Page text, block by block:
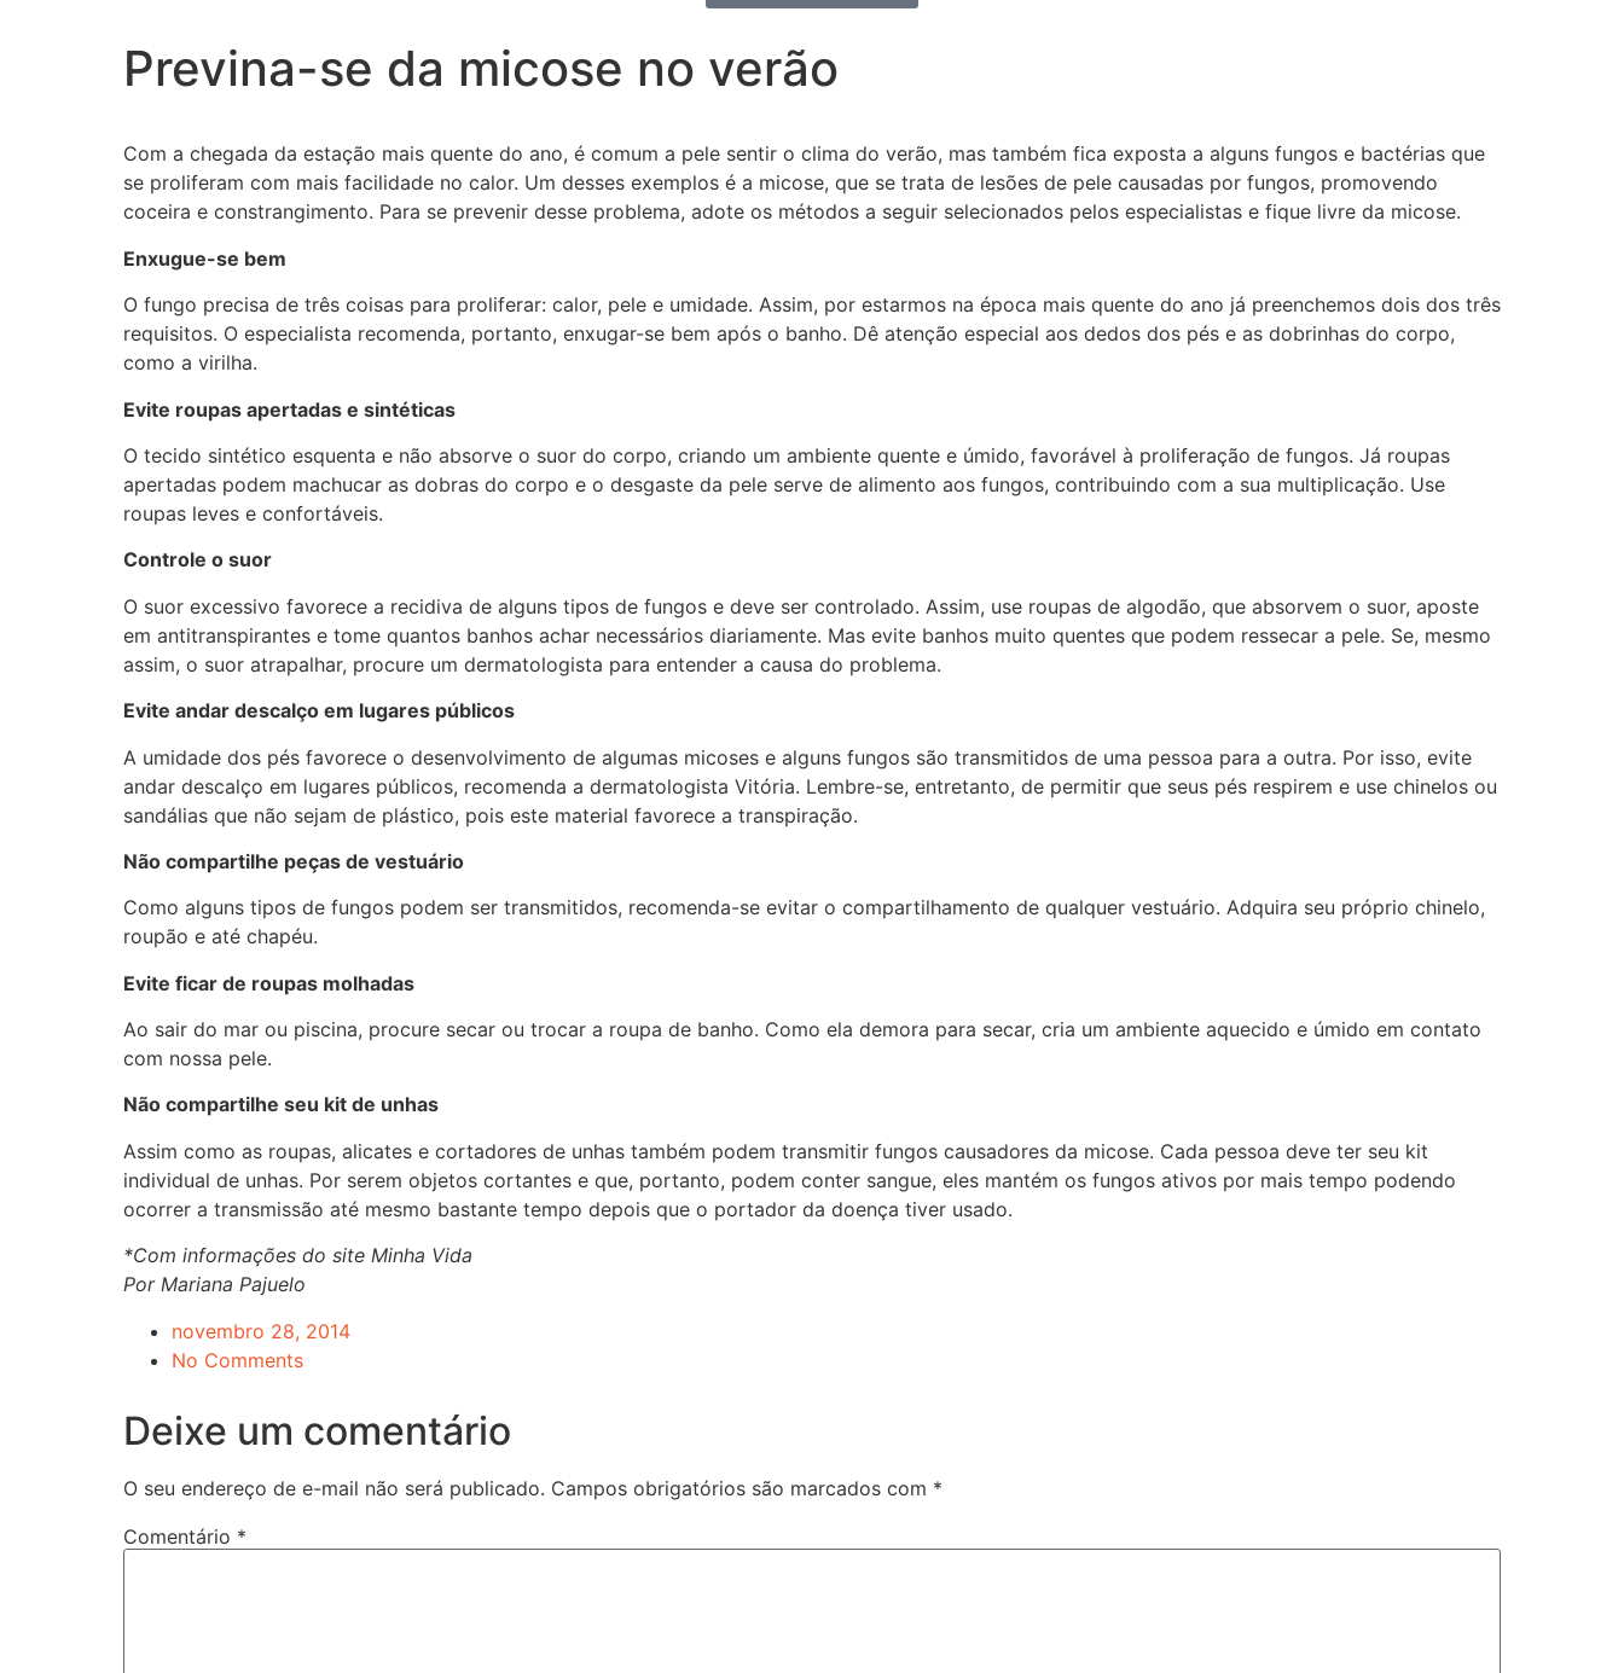
Previna-se da micose no verão
Com a chegada da estação mais quente do ano, é comum a pele sentir o clima do verão, mas também fica exposta a alguns fungos e bactérias que
se proliferam com mais facilidade no calor. Um desses exemplos é a micose, que se trata de lesões de pele causadas por fungos, promovendo
coceira e constrangimento. Para se prevenir desse problema, adote os métodos a seguir selecionados pelos especialistas e fique livre da micose.
Enxugue-se bem
O fungo precisa de três coisas para proliferar: calor, pele e umidade. Assim, por estarmos na época mais quente do ano já preenchemos dois dos três
requisitos. O especialista recomenda, portanto, enxugar-se bem após o banho. Dê atenção especial aos dedos dos pés e as dobrinhas do corpo,
como a virilha.
Evite roupas apertadas e sintéticas
O tecido sintético esquenta e não absorve o suor do corpo, criando um ambiente quente e úmido, favorável à proliferação de fungos. Já roupas
apertadas podem machucar as dobras do corpo e o desgaste da pele serve de alimento aos fungos, contribuindo com a sua multiplicação. Use
roupas leves e confortáveis.
Controle o suor
O suor excessivo favorece a recidiva de alguns tipos de fungos e deve ser controlado. Assim, use roupas de algodão, que absorvem o suor, aposte
em antitranspirantes e tome quantos banhos achar necessários diariamente. Mas evite banhos muito quentes que podem ressecar a pele. Se, mesmo
assim, o suor atrapalhar, procure um dermatologista para entender a causa do problema.
Evite andar descalço em lugares públicos
A umidade dos pés favorece o desenvolvimento de algumas micoses e alguns fungos são transmitidos de uma pessoa para a outra. Por isso, evite
andar descalço em lugares públicos, recomenda a dermatologista Vitória. Lembre-se, entretanto, de permitir que seus pés respirem e use chinelos ou
sandálias que não sejam de plástico, pois este material favorece a transpiração.
Não compartilhe peças de vestuário
Como alguns tipos de fungos podem ser transmitidos, recomenda-se evitar o compartilhamento de qualquer vestuário. Adquira seu próprio chinelo,
roupão e até chapéu.
Evite ficar de roupas molhadas
Ao sair do mar ou piscina, procure secar ou trocar a roupa de banho. Como ela demora para secar, cria um ambiente aquecido e úmido em contato
com nossa pele.
Não compartilhe seu kit de unhas
Assim como as roupas, alicates e cortadores de unhas também podem transmitir fungos causadores da micose. Cada pessoa deve ter seu kit
individual de unhas. Por serem objetos cortantes e que, portanto, podem conter sangue, eles mantém os fungos ativos por mais tempo podendo
ocorrer a transmissão até mesmo bastante tempo depois que o portador da doença tiver usado.
*Com informações do site Minha Vida
Por Mariana Pajuelo
novembro 28, 2014
No Comments
Deixe um comentário
O seu endereço de e-mail não será publicado. Campos obrigatórios são marcados com *
Comentário *